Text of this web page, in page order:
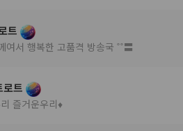
트
여서 행복한 고품격 방송국 ˚˚〓
트
즐거운우리♦️